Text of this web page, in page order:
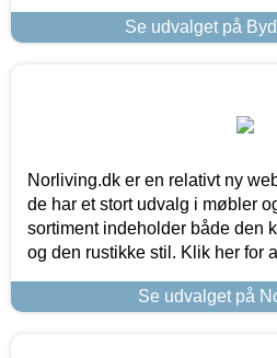
Se udvalget på
Norliving.dk er en relativt ny
de har et stort udvalg i møbler
sortiment indeholder både den
og den rustikke stil. Klik her for
Se udvalget på